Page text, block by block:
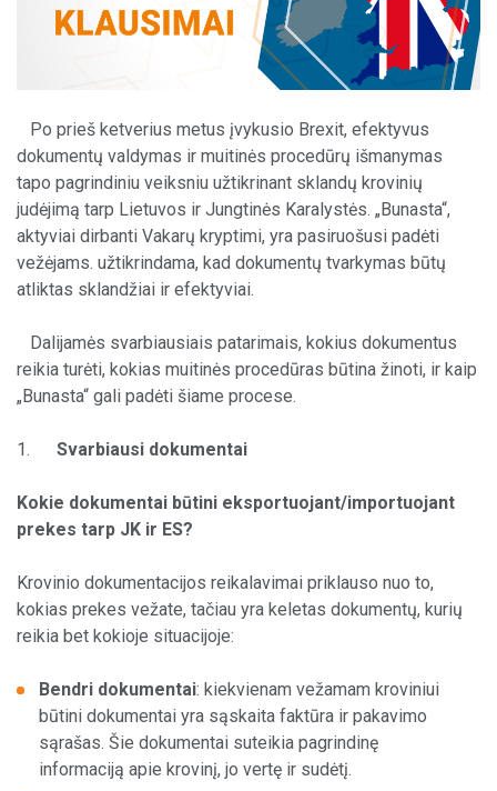
Po prieš ketverius metus įvykusio Brexit, efektyvus
dokumentų valdymas ir muitinės procedūrų išmanymas
tapo pagrindiniu veiksniu užtikrinant sklandų krovinių
judėjimą tarp Lietuvos ir Jungtinės Karalystės. „Bunasta“,
aktyviai dirbanti Vakarų kryptimi, yra pasiruošusi padėti
vežėjams. užtikrindama, kad dokumentų tvarkymas būtų
atliktas sklandžiai ir efektyviai.
Dalijamės svarbiausiais patarimais, kokius dokumentus
reikia turėti, kokias muitinės procedūras būtina žinoti, ir kaip
„Bunasta“ gali padėti šiame procese.
1. Svarbiausi dokumentai
Kokie dokumentai būtini eksportuojant/importuojant
prekes tarp JK ir ES?
Krovinio dokumentacijos reikalavimai priklauso nuo to,
kokias prekes vežate, tačiau yra keletas dokumentų, kurių
reikia bet kokioje situacijoje:
Bendri dokumentai: kiekvienam vežamam kroviniui
būtini dokumentai yra sąskaita faktūra ir pakavimo
sąrašas. Šie dokumentai suteikia pagrindinę
informaciją apie krovinį, jo vertę ir sudėtį.